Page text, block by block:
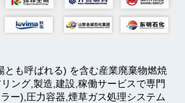
とも呼ばれる) を含む産業廃棄物燃焼
ング,製造,建設,稼働サービスで専門
ー),圧力容器,煙草ガス処理システム